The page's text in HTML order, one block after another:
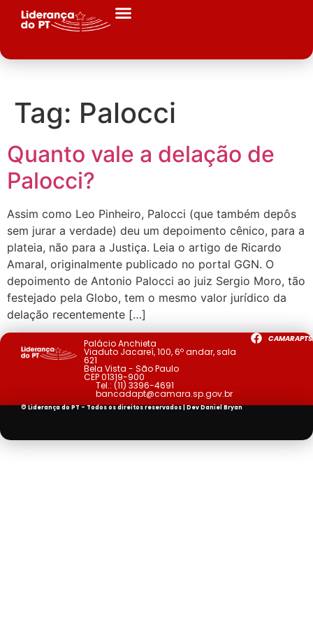
Tag: Palocci
Quanto vale a delação de
Palocci?
Assim como Leo Pinheiro, Palocci (que também depôs
sem jurar a verdade) deu um depoimento cênico, para a
plateia, não para a Justiça. Leia o artigo de Ricardo
Amaral, originalmente publicado no portal GGN. O
depoimento de Antonio Palocci ao juiz Sergio Moro, tão
festejado pela Globo, tem o mesmo valor jurídico da
delação recentemente […]
Palácio Anchieta
Viaduto Jacareí, 100, 6º andar, sala
621
Bela Vista - São Paulo
CEP 01319-900
Tel.: (11) 3396-4691
bancadapt@camara.sp.gov.br
© Liderança do PT - Todos os direitos reservados | DevDaniel Bryan